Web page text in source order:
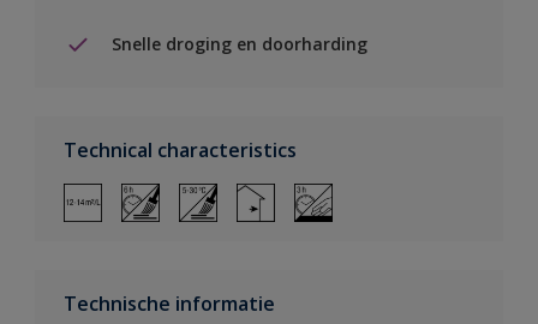
Snelle droging en doorharding
Technical characteristics
Technische informatie